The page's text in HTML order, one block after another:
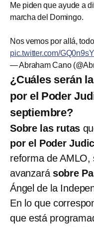
Me piden que ayude a
marcha del Domingo.
Nos vemos por allá,
pic.twitter.com/
— Abraham Cano
¿Cuáles serán
por el Poder
septiembre?
Sobre las rutas
por el Poder
reforma de
avanzará sobre
Ángel de la
En lo que
que está